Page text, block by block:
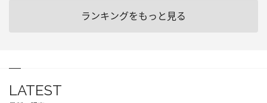
ランキングをもっと見る
LATEST